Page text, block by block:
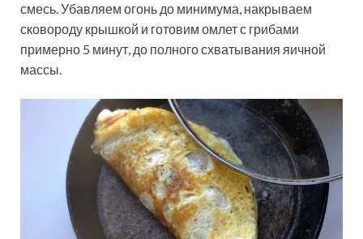
смесь. Убавляем огонь до минимума, накрываем
сковороду крышкой и готовим омлет с грибами
примерно 5 минут, до полного схватывания яичной
массы.